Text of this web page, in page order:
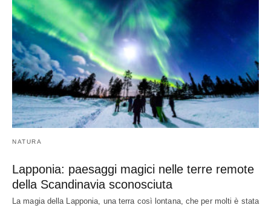
NATURA
Lapponia: paesaggi magici nelle terre remote
della Scandinavia sconosciuta
La magia della Lapponia, una terra così lontana, che per molti è stata